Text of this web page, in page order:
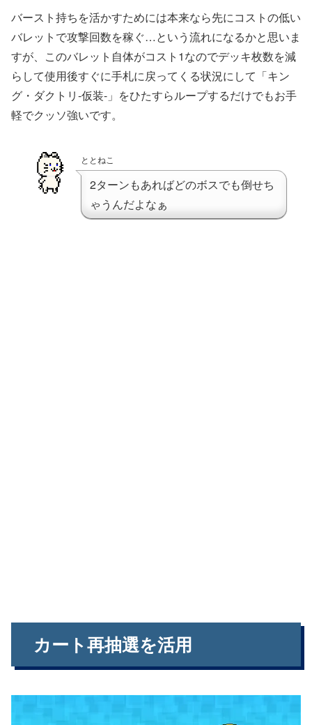
バースト持ちを活かすためには本来なら先にコストの低い
バレットで攻撃回数を稼ぐ…という流れになるかと思いま
すが、このバレット自体がコスト1なのでデッキ枚数を減
らして使用後すぐに手札に戻ってくる状況にして「キン
グ・ダクトリ-仮装-」をひたすらループするだけでもお手
軽でクッソ強いです。
ととねこ
2ターンもあればどのボスでも倒せち
ゃうんだよなぁ
カート再抽選を活用